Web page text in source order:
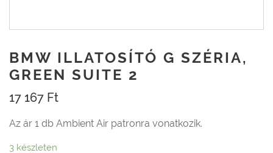
BMW ILLATOSÍTÓ G SZÉRIA,
GREEN SUITE 2
17 167 Ft
Az ár 1 db Ambient Air patronra vonatkozik.
3 készleten